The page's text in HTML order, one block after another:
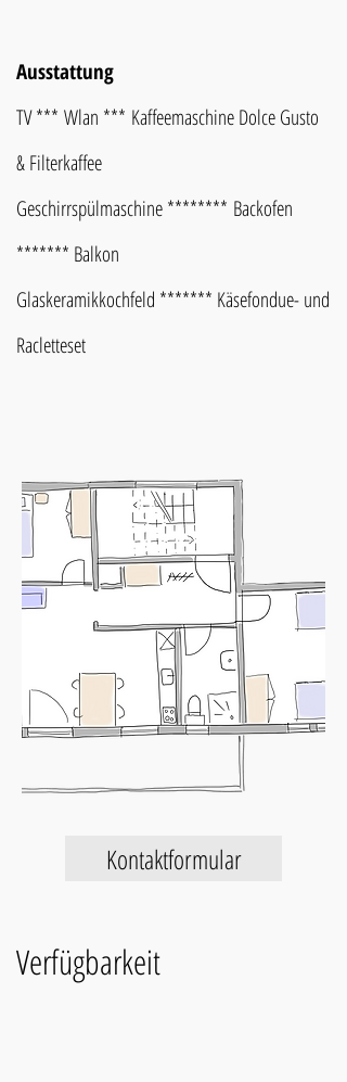
Ausstattung
TV *** Wlan *** Kaffeemaschine Dolce Gusto
& Filterkaffee
Geschirrspülmaschine ******** Backofen
******* Balkon
Glaskeramikkochfeld ******* Käsefondue- und
Racletteset
Kontaktformular
Verfügbarkeit